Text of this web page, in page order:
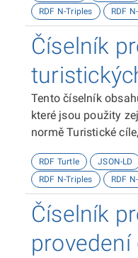
RDF N-Triples
RDF
Číselník
Tento číselník
které jsou použity
normě Turistické cíle,
RDF Turtle JSON-LD
RDF N-Triples
RDF
Číselník